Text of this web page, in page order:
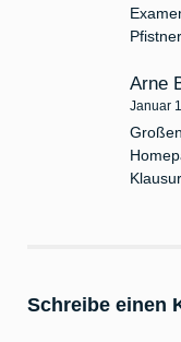
Pfistner
Arne
Januar
Schreibe einen